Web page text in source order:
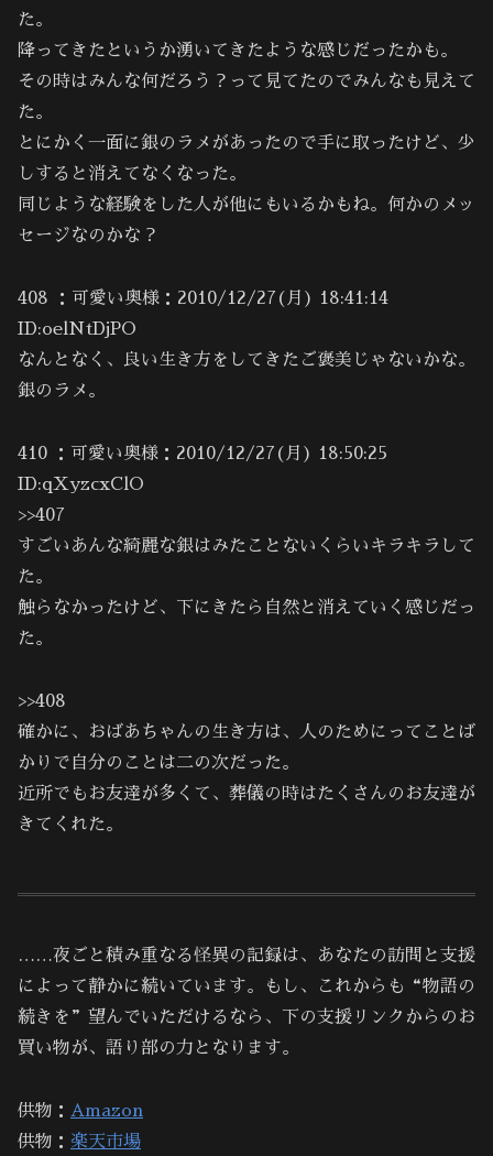
た。
降ってきたというか湧いてきたような感じだったかも。
その時はみんな何だろう？って見てたのでみんなも見えて
た。
とにかく一面に銀のラメがあったので手に取ったけど、少
しすると消えてなくなった。
同じような経験をした人が他にもいるかもね。何かのメッ
セージなのかな？
408 ：可愛い奥様：2010/12/27(月) 18:41:14
ID:oelNtDjPO
なんとなく、良い生き方をしてきたご褒美じゃないかな。
銀のラメ。
410 ：可愛い奥様：2010/12/27(月) 18:50:25
ID:qXyzcxClO
>>407
すごいあんな綺麗な銀はみたことないくらいキラキラして
た。
触らなかったけど、下にきたら自然と消えていく感じだっ
た。
>>408
確かに、おばあちゃんの生き方は、人のためにってことば
かりで自分のことは二の次だった。
近所でもお友達が多くて、葬儀の時はたくさんのお友達が
きてくれた。
……夜ごと積み重なる怪異の記録は、あなたの訪問と支援
によって静かに続いています。もし、これからも“物語の
続きを”望んでいただけるなら、下の支援リンクからのお
買い物が、語り部の力となります。
供物： Amazon
供物： 楽天市場